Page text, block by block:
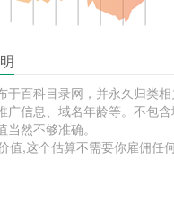
百科目录网，并永久归类
广信息、域名年龄等。不包
然不够准确。
,这个估算不需要你雇佣任